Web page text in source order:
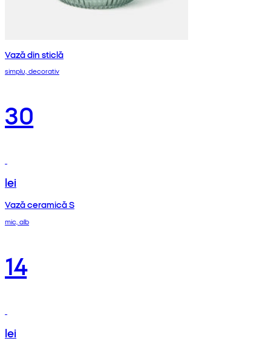
Vază din sticlă
simplu, decorativ
30
lei
Vază ceramică S
mic, alb
14
lei